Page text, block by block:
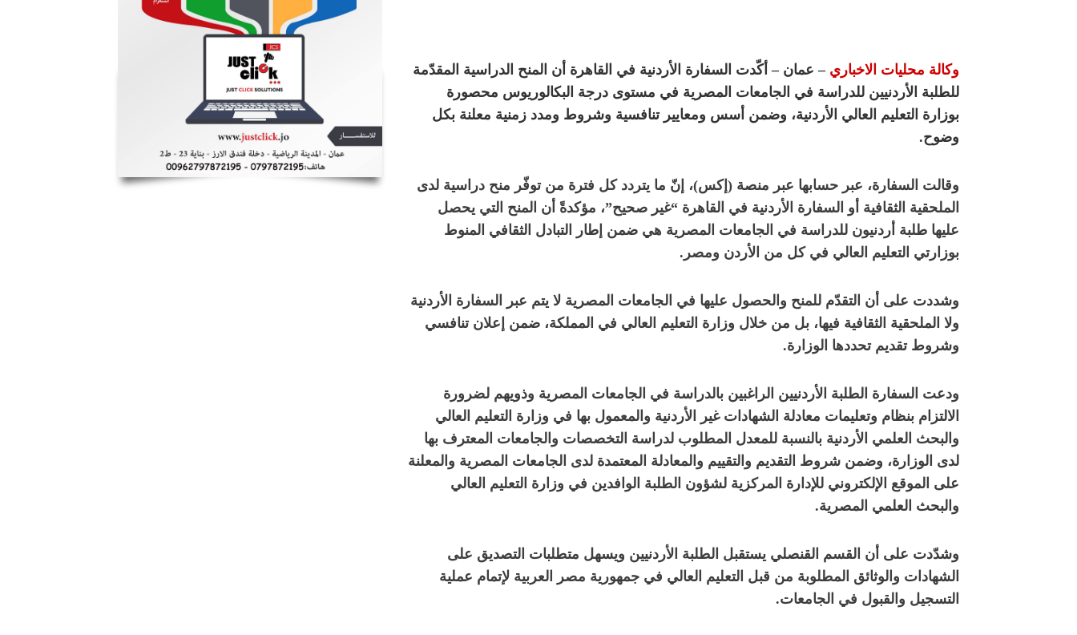
وكالة محليات الاخباري – عمان – أكّدت السفارة الأردنية في القاهرة أن المنح الدراسية المقدّمة
للطلبة الأردنيين للدراسة في الجامعات المصرية في مستوى درجة البكالوريوس محصورة
بوزارة التعليم العالي الأردنية، وضمن أسس ومعايير تنافسية وشروط ومدد زمنية معلنة بكل
وضوح.
وقالت السفارة، عبر حسابها عبر منصة (إكس)، إنّ ما يتردد كل فترة من توفّر منح دراسية لدى
الملحقية الثقافية أو السفارة الأردنية في القاهرة “غير صحيح”، مؤكدةً أن المنح التي يحصل
عليها طلبة أردنيون للدراسة في الجامعات المصرية هي ضمن إطار التبادل الثقافي المنوط
بوزارتي التعليم العالي في كل من الأردن ومصر.
وشددت على أن التقدّم للمنح والحصول عليها في الجامعات المصرية لا يتم عبر السفارة الأردنية
ولا الملحقية الثقافية فيها، بل من خلال وزارة التعليم العالي في المملكة، ضمن إعلان تنافسي
وشروط تقديم تحددها الوزارة.
ودعت السفارة الطلبة الأردنيين الراغبين بالدراسة في الجامعات المصرية وذويهم لضرورة
الالتزام بنظام وتعليمات معادلة الشهادات غير الأردنية والمعمول بها في وزارة التعليم العالي
والبحث العلمي الأردنية بالنسبة للمعدل المطلوب لدراسة التخصصات والجامعات المعترف بها
لدى الوزارة، وضمن شروط التقديم والتقييم والمعادلة المعتمدة لدى الجامعات المصرية والمعلنة
على الموقع الإلكتروني للإدارة المركزية لشؤون الطلبة الوافدين في وزارة التعليم العالي
والبحث العلمي المصرية.
وشدّدت على أن القسم القنصلي يستقبل الطلبة الأردنيين ويسهل متطلبات التصديق على
الشهادات والوثائق المطلوبة من قبل التعليم العالي في جمهورية مصر العربية لإتمام عملية
التسجيل والقبول في الجامعات.